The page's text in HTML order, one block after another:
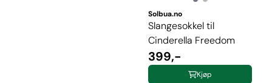
Solbua.no
Slangesokkel til
Cinderella Freedom
399,-
Kjøp